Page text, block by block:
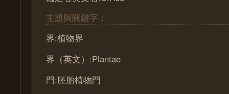
主題與關鍵字：
界:植物界
界（英文）:Plantae
門:胚胎植物門